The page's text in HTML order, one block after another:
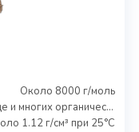
Около 8000 г/моль
Хорошо растворим в воде и многих органических растворителях
1.12 г/см³ при 25°C